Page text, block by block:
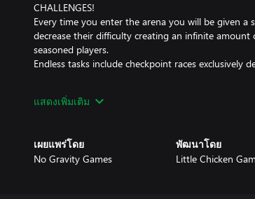
CHALLENGES!
Every time you enter the arena you will be given a
decrease their difficulty creating an infinite
seasoned players.
Endless tasks include checkpoint races exclusively
Practice your stunts, unlock various cars and
extend it.
PRACTICE: Practice makes perfect, in this game
แสดงเพิ่มเติม
เผยแพร่โดย
No Gravity Games
พัฒนาโดย
Little Chicken